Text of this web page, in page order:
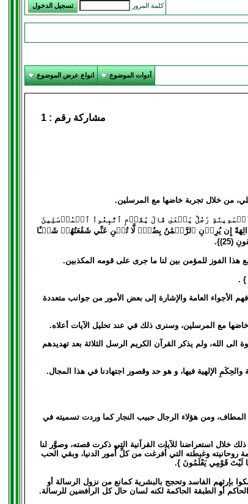
كلمة المرور
أدوات الموضوع انواع عرض الموضوع
مشاركة رقم : 1
من خلال تجربة خاضها مع المرسلين.
{وَجَآءَ مِنۡ أَقۡصَا ٱلۡمَدِينَةِ رَجُلٞ يَسۡعَىٰ قَالَ يَٰقَوۡمِ ٱتَّبِعُواْ ٱلۡمُرۡسَلِينَ
(21) وَمَا لِيَ لَآ أَعۡبُدُ ٱلَّذِي فَطَرَنِي وَإِلَيۡهِ تُرۡجَعُونَ (22) ءَأَتَّخِذُ مِن دُونِهِۦٓ ءَالِهَةً إِن يُرِدۡنِ ٱلرَّحۡمَٰنُ بِضُرّٖ لَّا تُغۡنِ عَنِّي شَفَٰعَتُهُمۡ شَيۡـٔٗا
الفوز للمؤمن بين لنا ما جرى على قومه المكذبين.
} .
الأجواء العامة والإشارة إلى بعض الأمور من جوانب متعددة
مع المرسلين، وسنرى ذلك في عند تحليل الآيات أعلاه.
الله، ولم يذكر القرآن الكريم الرسل الثلاثة بعد تهديدهم
الإلهية فيها، و هو حد وقصور اجتهادنا في هذا المجال.
ومن هؤلاء الرجال حبيب النجار كما وردت تسميته في
خلال استعراضنا للآيات القرآنية التي ذكرت قصته، وصوَّر لنا
روحانيته وغبطته التي أُفرغت من كلِّ أُمور الدنيا، وبقي الحب
لَيْتَ قَوْمِي يَعْلَمُونَ }.
بإرثهم الفاسد وتحجج بالبشرية كمانع من نزول الرسالة أو
أو الطبقة الحاكمة لكنه لسان حال كل الرافضين للرسالة.